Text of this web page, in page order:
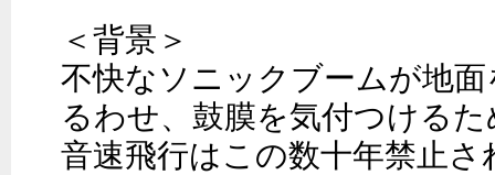
＜背景＞
不快なソニックブームが地
るわせ、鼓膜を気付つける
音速飛行はこの数十年禁止